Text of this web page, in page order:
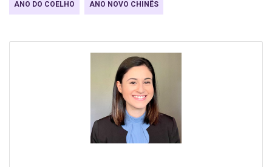
ANO DO COELHO ANO NOVO CHINÊS